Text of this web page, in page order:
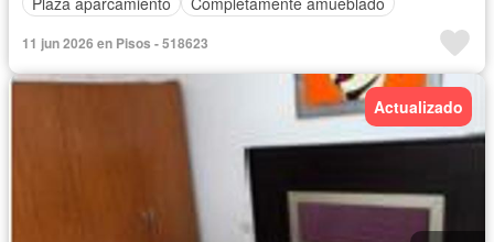
11 jun 2026 en Pisos - 518623
Actualizado